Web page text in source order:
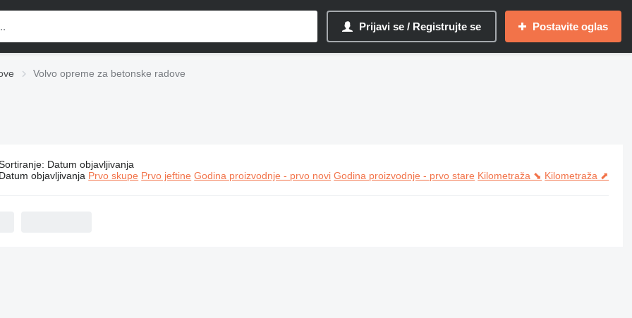
Prijavi se / Registrujte se Postavite oglas
Volvo opreme za betonske radove
Volvo opreme za betonske radove
: Datum objavljivanja
Datum objavljivanja Prvo skupe Prvo jeftine Godina proizvodnje - prvo novi Godina proizvodnje - prvo stare Kilometraža ⬊ Kilometraža ⬈